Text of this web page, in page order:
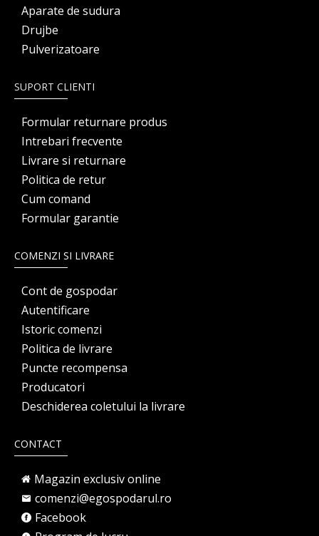
Aparate de sudura
Drujbe
Pulverizatoare
SUPORT CLIENTI
Formular returnare produs
Intrebari frecvente
Livrare si returnare
Politica de retur
Cum comand
Formular garantie
COMENZI SI LIVRARE
Cont de gospodar
Autentificare
Istoric comenzi
Politica de livrare
Puncte recompensa
Producatori
Deschiderea coletului la livrare
CONTACT
Magazin exclusiv online
comenzi@egospodarul.ro
Facebook